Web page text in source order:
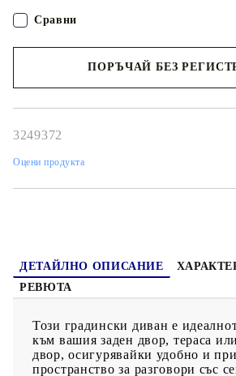
поддръжка, който прилича на естествен
лесен за почистване и често се
Всяка градинска седалка разполага с
Вътрешните чанти имат горен капак и
стабилност.Стъклен плот: Плотът на
улеснява почистването с влажна кърпа и
може да се сваля и може да се пере:
сигурни, че вашите външни мебели ще
препоръчваме да ги защитите с
ПОРЪЧАЙ БЕЗ
3249372
Оцени продукта
Сравни
ДЕТАЙЛНО ОПИСАНИЕ
РЕВЮТА
Този градински диван е
към вашия заден двор, тераса
двор, осигурявайки удобно и
пространство за разговори със